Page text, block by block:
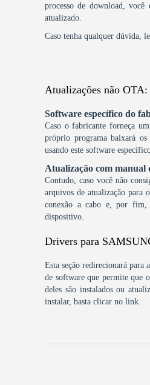
processo de download,
atualizado.
Caso tenha qualquer dúvida,
Atualizações não OTA:
Software específico do
Caso o fabricante forneça
próprio programa baixará
usando este software
Atualização com manual
Contudo, caso você não
arquivos de atualização para
conexão a cabo e, por fim,
dispositivo.
Drivers para
Esta seção redirecionará
de software que permite que
deles são instalados ou
instalar, basta clicar no link.